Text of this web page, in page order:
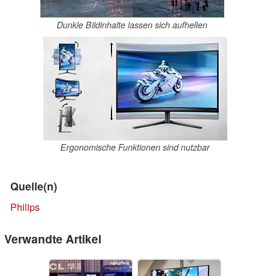
Dunkle Bildinhalte lassen sich aufhellen
Ergonomische Funktionen sind nutzbar
Quelle(n)
Philips
Verwandte Artikel